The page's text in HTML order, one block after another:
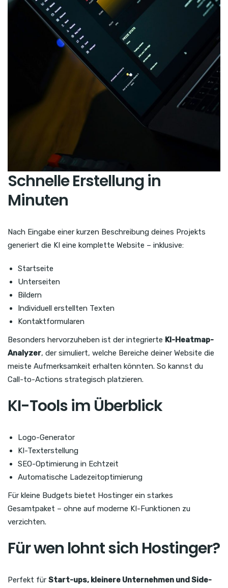
Schnelle Erstellung in
Minuten
Nach Eingabe einer kurzen Beschreibung deines Projekts
generiert die KI eine komplette Website – inklusive:
Startseite
Unterseiten
Bildern
Individuell erstellten Texten
Kontaktformularen
Besonders hervorzuheben ist der integrierte KI-Heatmap-
Analyzer, der simuliert, welche Bereiche deiner Website die
meiste Aufmerksamkeit erhalten könnten. So kannst du
Call-to-Actions strategisch platzieren.
KI-Tools im Überblick
Logo-Generator
KI-Texterstellung
SEO-Optimierung in Echtzeit
Automatische Ladezeitoptimierung
Für kleine Budgets bietet Hostinger ein starkes
Gesamtpaket – ohne auf moderne KI-Funktionen zu
verzichten.
Für wen lohnt sich Hostinger?
Perfekt für Start-ups, kleinere Unternehmen und Side-